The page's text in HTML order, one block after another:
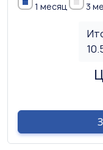
1 месяц 3